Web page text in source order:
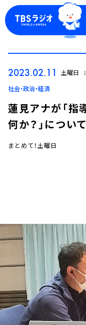
お知らせ
イベント・グ
YouTube
会社情報
2023.02.11 土曜日
社会・政治・経済
蓮見アナが「指
何か？」につい
まとめて！土曜日